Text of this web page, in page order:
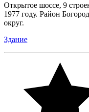
Открытое шоссе, 9
1977 году. Район
округ.
Здание